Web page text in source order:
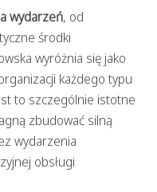
wydarzeń, od
środki
wyróżnia się jako
każdego typu
to szczególnie istotne
zbudować silną
wydarzenia
obsługi